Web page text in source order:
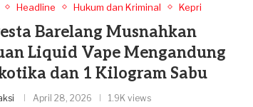
Headline Hukum dan Kriminal Kepri
Barelang Musnahkan
Liquid Vape Mengandung
dan 1 Kilogram Sabu
April 28, 2026 1.9K views